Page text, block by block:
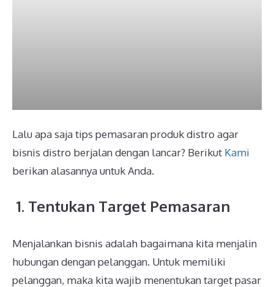
Lalu apa saja tips pemasaran produk distro agar
bisnis distro berjalan dengan lancar? Berikut Kami
berikan alasannya untuk Anda.
1. Tentukan Target Pemasaran
Menjalankan bisnis adalah bagaimana kita menjalin
hubungan dengan pelanggan. Untuk memiliki
pelanggan, maka kita wajib menentukan target pasar